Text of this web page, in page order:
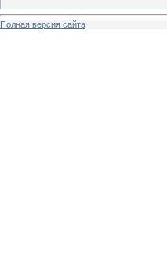
Полная версия сайта